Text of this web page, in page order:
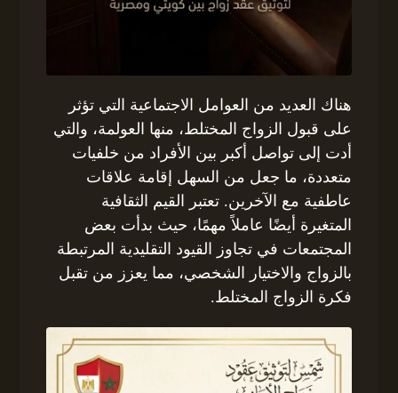
هناك العديد من العوامل الاجتماعية التي تؤثر
على قبول الزواج المختلط، منها العولمة، والتي
أدت إلى تواصل أكبر بين الأفراد من خلفيات
متعددة، ما جعل من السهل إقامة علاقات
عاطفية مع الآخرين. تعتبر القيم الثقافية
المتغيرة أيضًا عاملاً مهمًا، حيث بدأت بعض
المجتمعات في تجاوز القيود التقليدية المرتبطة
بالزواج والاختيار الشخصي، مما يعزز من تقبل
فكرة الزواج المختلط.